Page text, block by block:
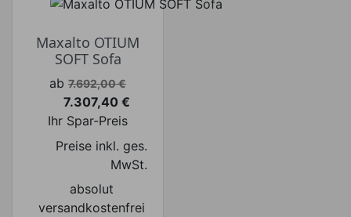
Maxalto OTIUM
SOFT Sofa
Verkaufspreis
ab 7.692,00 €
Preis
7.307,40 €
Ihr Spar-Preis
Preise inkl. ges.
MwSt.
absolut
versandkostenfrei